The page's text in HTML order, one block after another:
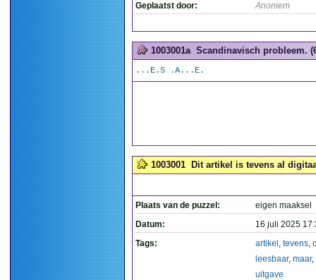
Geplaatst door: Anoniem
1003001a Scandinavisch probleem.
...E.S .A...E.
1003001 Dit artikel is tevens al
Plaats van de puzzel:
eigen maaksel
Datum:
16 juli 2025
Tags:
artikel , tevens,
leesbaar, maar,
uitgave